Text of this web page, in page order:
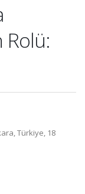
Türkiye, 18